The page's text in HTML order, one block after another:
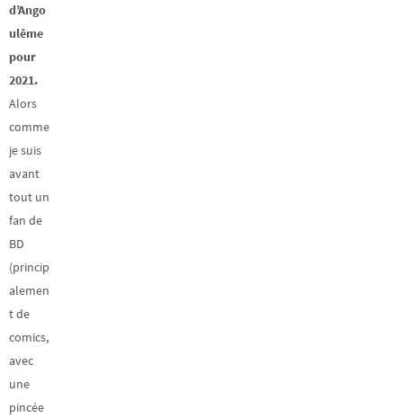
d’Ango
ulême
pour
2021.
Alors
comme
je suis
avant
tout un
fan de
BD
(princip
alemen
t de
comics,
avec
une
pincée